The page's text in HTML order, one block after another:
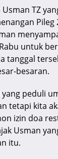
TZ
Pileg
untuk
tanggal
besaran.
yang peduli
tetapi kita
izin doa
Usman
itu.